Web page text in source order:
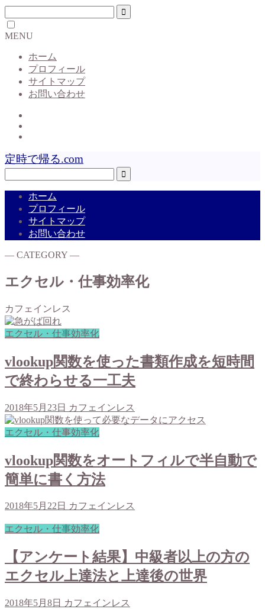
MENU
ホーム
プロフィール
サイトマップ
お問い合わせ
定時で帰る.com
ホーム
プロフィール
サイトマップ
お問い合わせ
― CATEGORY ―
エクセル・仕事効率化
カフェインレス
エクセル・仕事効率化
vlookup関数を使った書類作成を短時間
で終わらせる一工夫
2018年5月23日 カフェインレス
エクセル・仕事効率化
vlookup関数をオートフィルで半自動で
簡単に書く方法
2018年5月22日 カフェインレス
エクセル・仕事効率化
【アンケート結果】中級者以上の方の
エクセル上達法と上達後の世界
2018年5月8日 カフェインレス